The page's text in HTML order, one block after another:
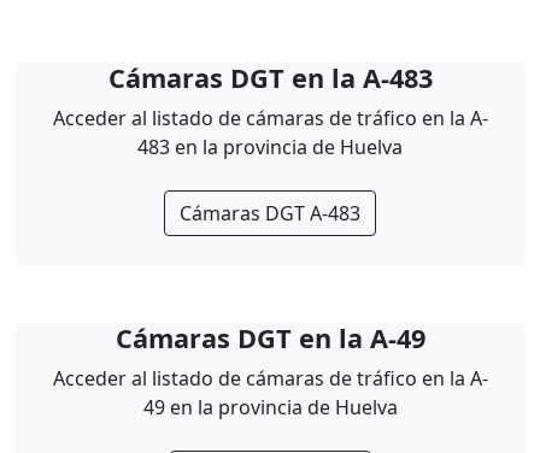
Cámaras DGT en la A-483
Acceder al listado de cámaras de tráfico en la A-
483 en la provincia de Huelva
Cámaras DGT A-483
Cámaras DGT en la A-49
Acceder al listado de cámaras de tráfico en la A-
49 en la provincia de Huelva